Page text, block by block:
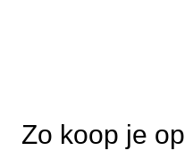
Zo koop je op